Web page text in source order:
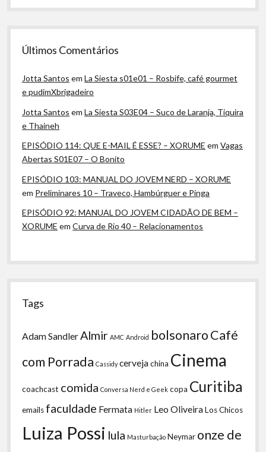
Últimos Comentários
Jotta Santos emLa Siesta s01e01 – Rosbife, café gourmet
e pudimXbrigadeiro
Jotta Santos emLa Siesta S03E04 – Suco de Laranja, Tiquira
e Thaineh
EPISÓDIO 114: QUE E-MAIL É ESSE? – XORUME emVagas
Abertas S01E07 – O Bonito
EPISÓDIO 103: MANUAL DO JOVEM NERD – XORUME
em Preliminares 10 – Traveco, Hambúrguer e Pinga
EPISÓDIO 92: MANUAL DO JOVEM CIDADÃO DE BEM –
XORUME emCurva de Rio 40 – Relacionamentos
Tags
Adam Sandler Almir AMC Android bolsonaroCafé
com Porrada Cassidy cervejachina Cinema
coachcast comida Conversa Nerd e Geek copa Curitiba
emails faculdade Fermata Hitler Leo OliveiraLos Chicos
Luiza Possi lula Masturbação Neymar onze de